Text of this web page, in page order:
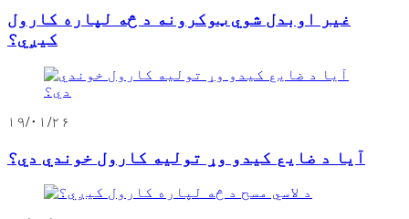
غیر اوبدل شوي ټوکرونه د څه لپاره کارول
کیږي؟
۱۹/۰۱/۲۶
آیا د ضایع کیدو وړ تولیه کارول خوندي دي؟